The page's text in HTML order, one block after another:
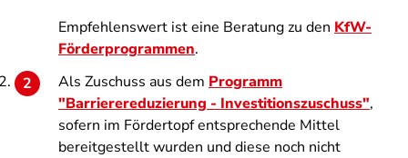
Empfehlenswert ist eine Beratung zu den KfW-
Förderprogrammen.
Als Zuschuss aus dem Programm
"Barrierereduzierung - Investitionszuschuss",
sofern im Fördertopf entsprechende Mittel
bereitgestellt wurden und diese noch nicht